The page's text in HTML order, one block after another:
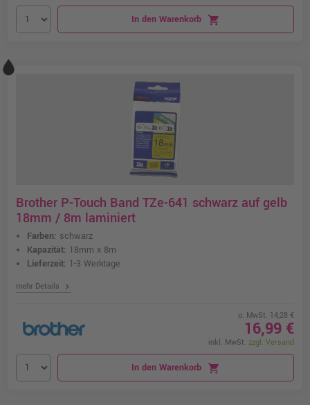
In den Warenkorb shopping_cart
Brother P-Touch Band TZe-641 schwarz auf gelb
18mm / 8m laminiert
Farben: schwarz
Kapazität: 18mm x 8m
Lieferzeit: 1-3 Werktage
mehr Details chevron_right
o. MwSt. 14,28 €
16,99 €
inkl. MwSt. zzgl. Versand
In den Warenkorb shopping_cart